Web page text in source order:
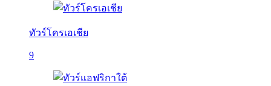
ทัวร์โครเอเชีย
9